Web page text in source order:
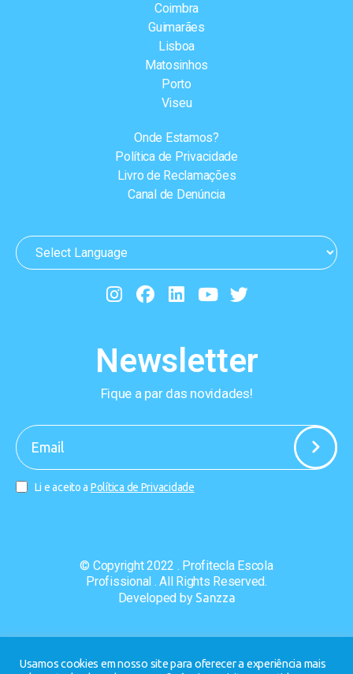
Coimbra
Guimarães
Lisboa
Matosinhos
Porto
Viseu
Onde Estamos?
Política de Privacidade
Livro de Reclamações
Canal de Denúncia
Newsletter
Fique a par das novidades!
Li e aceito a Política de Privacidade
-
© Copyright 2022 . Profitecla Escola
Profissional . All Rights Reserved.
Developed by Sanzza
Usamos cookies em nosso site para oferecer a experiência mais